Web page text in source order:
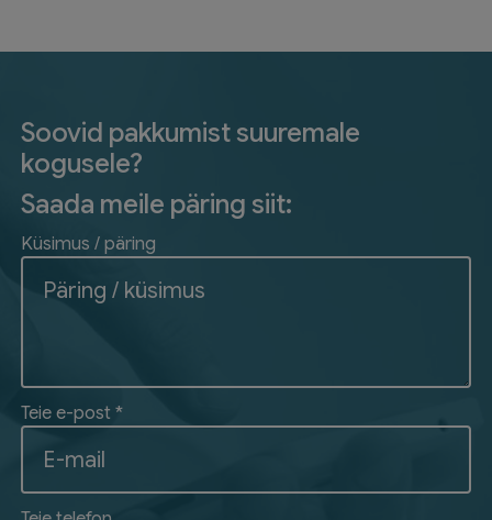
Soovid pakkumist suuremale
kogusele?
Saada meile päring siit:
Küsimus / päring
Teie e-post *